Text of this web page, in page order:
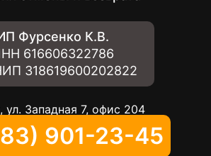
Фурсенко К.В.
616606322786
318619600202822
ул. Западная 7, офис 204
901-23-45